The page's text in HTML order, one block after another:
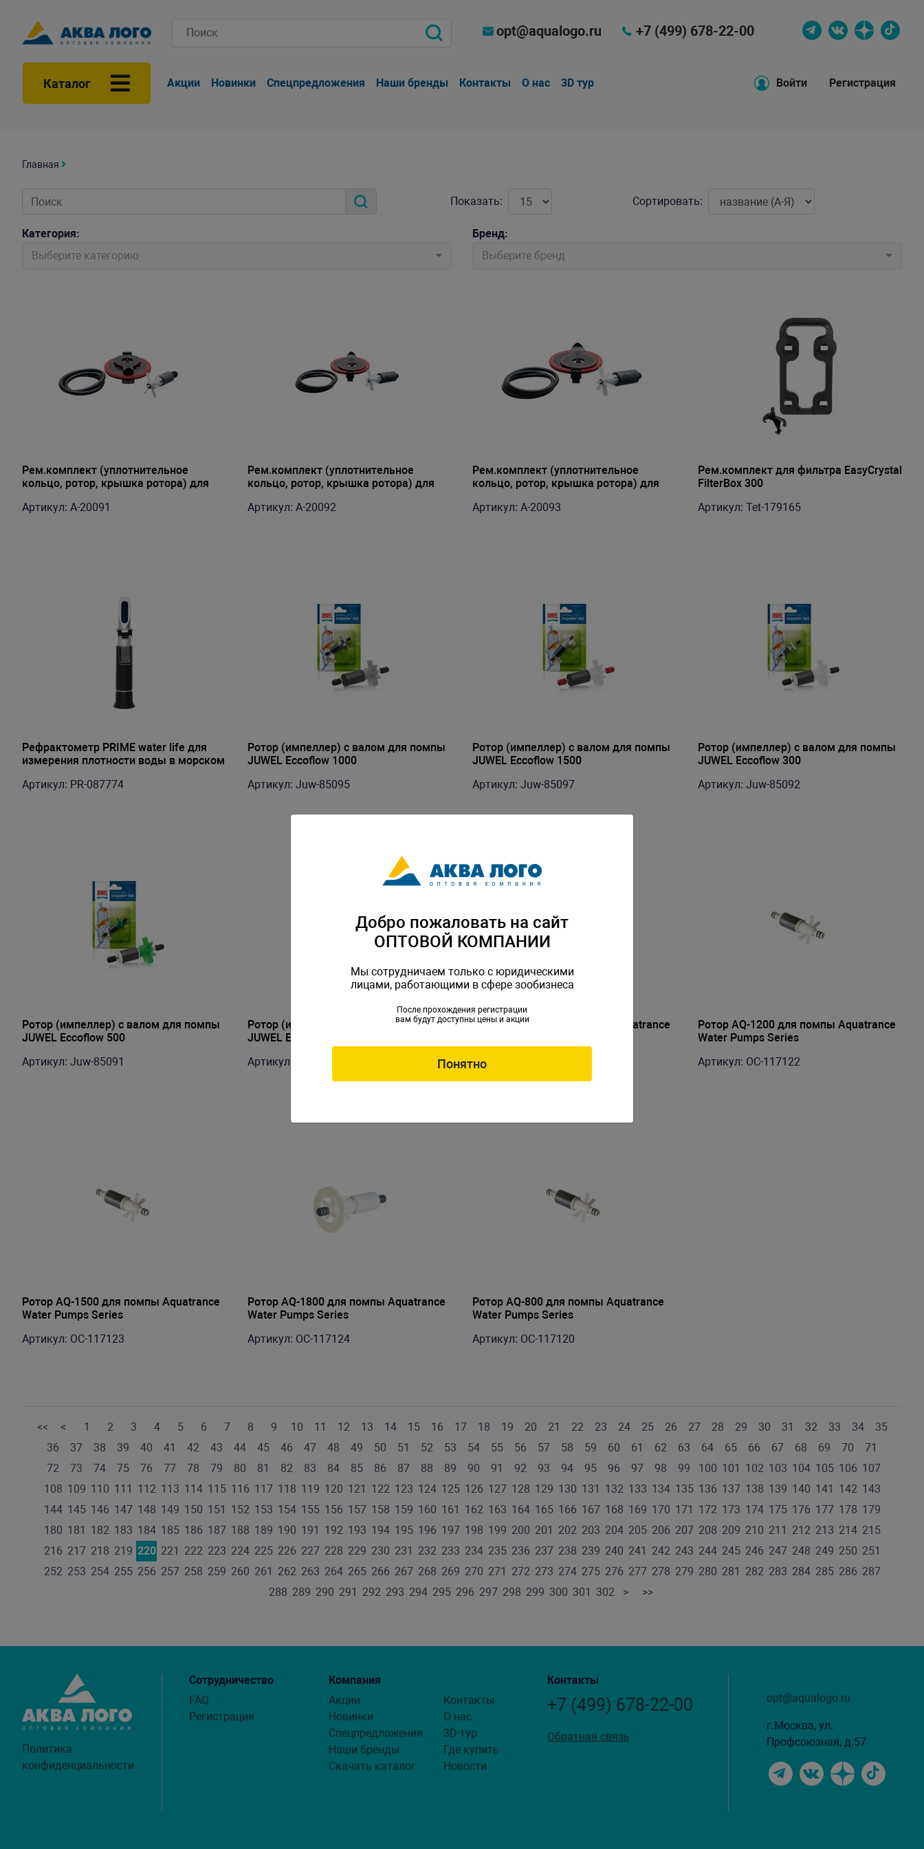
opt@aqualogo.ru +7 (499) 678-22-00
Каталог Акции Новинки Спецпредложения Наши бренды Контакты О нас 3D тур Войти Регистрация
Главная
Показать: Сортировать:
Категория:
Выберите категорию
Бренд:
Выберите бренд
Рем.комплект (уплотнительное
кольцо, ротор, крышка ротора) для
Артикул: A-20091
Рем.комплект (уплотнительное
кольцо, ротор, крышка ротора) для
Артикул: A-20092
Рем.комплект (уплотнительное
кольцо, ротор, крышка ротора) для
Артикул: A-20093
Рем.комплект для фильтра EasyCrystal
FilterBox 300
Артикул: Tet-179165
Рефрактометр PRIME water life для
измерения плотности воды в морском
Артикул: PR-087774
Ротор (импеллер) с валом для помпы
JUWEL Eccoflow 1000
Артикул: Juw-85095
Ротор (импеллер) с валом для помпы
JUWEL Eccoflow 1500
Артикул: Juw-85097
Ротор (импеллер) с валом для помпы
JUWEL Eccoflow 300
Артикул: Juw-85092
Ротор (импеллер) с валом для помпы
JUWEL Eccoflow 500
Артикул: Juw-85091
Ротор (импеллер) с валом для помпы
JUWEL Eccoflow 600
Артикул: Juw-85093
Ротор AQ-1000 для помпы Aquatrance
Артикул: OC-117121
Ротор AQ-1200 для помпы Aquatrance
Water Pumps Series
Артикул: OC-117122
Ротор AQ-1500 для помпы Aquatrance
Water Pumps Series
Артикул: OC-117123
Ротор AQ-1800 для помпы Aquatrance
Water Pumps Series
Артикул: OC-117124
Ротор AQ-800 для помпы Aquatrance
Water Pumps Series
Артикул: OC-117120
<< < 1 2 3 4 5 6 7 8 9 10 11 12 13 14 15 16 17 18 19 20 21 22 23 24 25 26 27 28 29 30 31 32 33 34
35
36
37 38 39 40 41 42 43 44 45 46 47 48 49 50 51 52 53 54 55 56 57 58 59 60 61 62 63 64 65 66 67 68 69 70
71
72
73 74 75 76 77 78 79 80 81 82 83 84 85 86 87 88 89 90 91 92 93 94 95 96 97 98 99 100 101 102 103 104 105 106 107
108 109 110 111 112 113 114 115 116 117 118 119 120 121 122 123 124 125 126 127 128 129 130 131 132 133 134 135 136 137 138 139 140 141 142 143
144 145 146 147 148 149 150 151 152 153 154 155 156 157 158 159 160 161 162 163 164 165 166 167 168 169 170 171 172 173 174 175 176 177 178 179
180 181 182 183 184 185 186 187 188 189 190 191 192 193 194 195 196 197 198 199 200 201 202 203 204 205 206 207 208 209 210 211 212 213 214 215
216 217 218 219 220 221 222 223 224 225 226 227 228 229 230 231 232 233 234 235 236 237 238 239 240 241 242 243 244 245 246 247 248 249 250 251
252 253 254 255 256 257 258 259 260 261 262 263 264 265 266 267 268 269 270 271 272 273 274 275 276 277 278 279 280 281 282 283 284 285 286 287
288 289 290 291 292 293 294 295 296 297 298 299 300 301 302 > >>
Политика
конфиденциальности
Сотрудничество
FAQ
Регистрация
Компания
Акции
Новинки
Спецпредложения
Наши бренды
Скачать каталог
Контакты
О нас
3D-тур
Где купить
Новости
Контакты
+7 (499) 678-22-00
Обратная связь
opt@aqualogo.ru
г.Москва, ул.
Профсоюзная, д.57
Добро пожаловать на сайт
ОПТОВОЙ КОМПАНИИ
Мы сотрудничаем только с юридическими
лицами, работающими в сфере зообизнеса
После прохождения регистрации
вам будут доступны цены и акции
Понятно